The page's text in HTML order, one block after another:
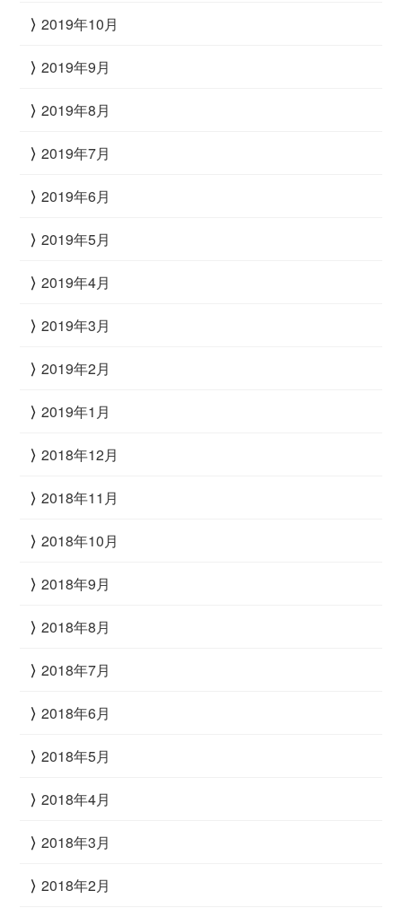
2019年10月
2019年9月
2019年8月
2019年7月
2019年6月
2019年5月
2019年4月
2019年3月
2019年2月
2019年1月
2018年12月
2018年11月
2018年10月
2018年9月
2018年8月
2018年7月
2018年6月
2018年5月
2018年4月
2018年3月
2018年2月